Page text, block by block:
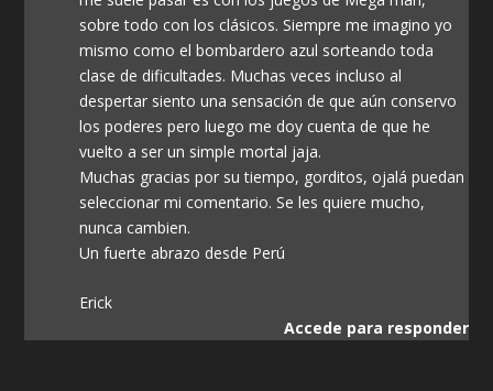
sobre todo con los clásicos. Siempre me imagino yo
mismo como el bombardero azul sorteando toda
clase de dificultades. Muchas veces incluso al
despertar siento una sensación de que aún conservo
los poderes pero luego me doy cuenta de que he
vuelto a ser un simple mortal jaja.
Muchas gracias por su tiempo, gorditos, ojalá puedan
seleccionar mi comentario. Se les quiere mucho,
nunca cambien.
Un fuerte abrazo desde Perú
Erick
Accede para responder